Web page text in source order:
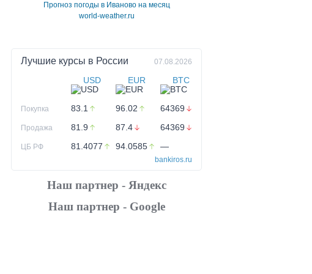
Прогноз погоды в Иваново на месяц
world-weather.ru
Лучшие курсы в России 07.08.2026
USD EUR BTC
Покупка 83.1 96.02 64369
Продажа 81.9 87.4 64369
ЦБ РФ 81.4077 94.0585 —
bankiros.ru
Наш партнер - Яндекс
Наш партнер - Google